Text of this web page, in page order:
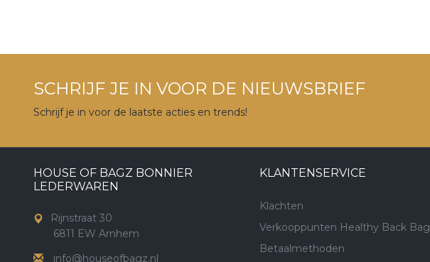
SCHRIJF JE IN VOOR DE NIEUWSBRIEF
Schrijf je in voor de laatste acties en trends!
HOUSE OF BAGZ BONNIER
LEDERWAREN
Rijnstraat 30
6811 EW Arnhem
info@houseofbagz.nl
KLANTENSERVICE
Klachten
Verkooppunten Healthy Back Bag
Betaalmethoden